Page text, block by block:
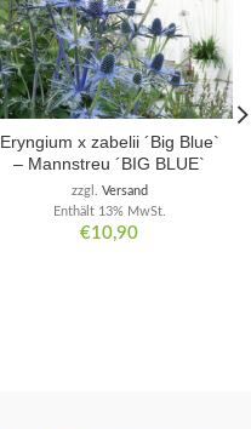
Eryngium x zabelii ´Big Blue`
– Mannstreu ´BIG BLUE`
€10,90
Enthält 13% MwSt.
zzgl. Versand